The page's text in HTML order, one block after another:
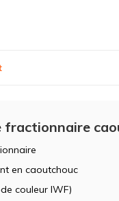
fractionnaire
en caoutchouc
couleur IWF)